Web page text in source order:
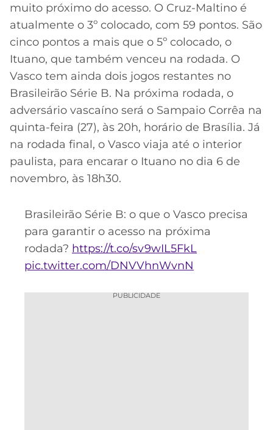
muito próximo do acesso. O Cruz-Maltino é
atualmente o 3º colocado, com 59 pontos. São
cinco pontos a mais que o 5º colocado, o
Ituano, que também venceu na rodada. O
Vasco tem ainda dois jogos restantes no
Brasileirão Série B. Na próxima rodada, o
adversário vascaíno será o Sampaio Corrêa na
quinta-feira (27), às 20h, horário de Brasília. Já
na rodada final, o Vasco viaja até o interior
paulista, para encarar o Ituano no dia 6 de
novembro, às 18h30.
Brasileirão Série B: o que o Vasco precisa
para garantir o acesso na próxima
rodada? https://t.co/sv9wIL5FkL
pic.twitter.com/DNVVhnWvnN
PUBLICIDADE